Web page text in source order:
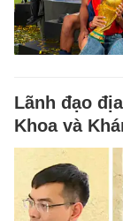
Lãnh đạo
Khoa và